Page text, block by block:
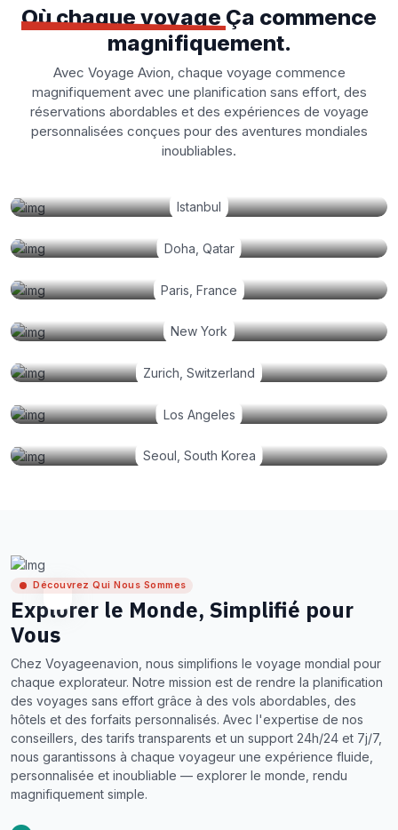
Où chaque voyage Ça commence
magnifiquement.
Avec Voyage Avion, chaque voyage commence
magnifiquement avec une planification sans effort, des
réservations abordables et des expériences de voyage
personnalisées conçues pour des aventures mondiales
inoubliables.
Istanbul
Doha, Qatar
Paris, France
New York
Zurich, Switzerland
Los Angeles
Seoul, South Korea
Découvrez Qui Nous Sommes
Explorer le Monde, Simplifié pour
Vous
Chez Voyageenavion, nous simplifions le voyage mondial pour
chaque explorateur. Notre mission est de rendre la planification
des voyages sans effort grâce à des vols abordables, des
hôtels et des forfaits personnalisés. Avec l'expertise de nos
conseillers, des tarifs transparents et un support 24h/24 et 7j/7,
nous garantissons à chaque voyageur une expérience fluide,
personnalisée et inoubliable — explorer le monde, rendu
magnifiquement simple.